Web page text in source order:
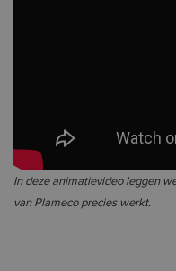
In deze animatievideo leggen
van Plameco precies werkt.